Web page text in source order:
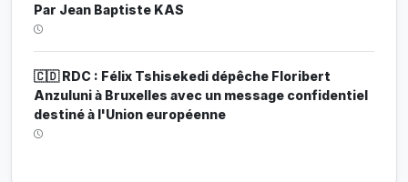
Par Jean Baptiste KAS
🇨🇩 RDC : Félix Tshisekedi dépêche Floribert
Anzuluni à Bruxelles avec un message confidentiel
destiné à l'Union européenne